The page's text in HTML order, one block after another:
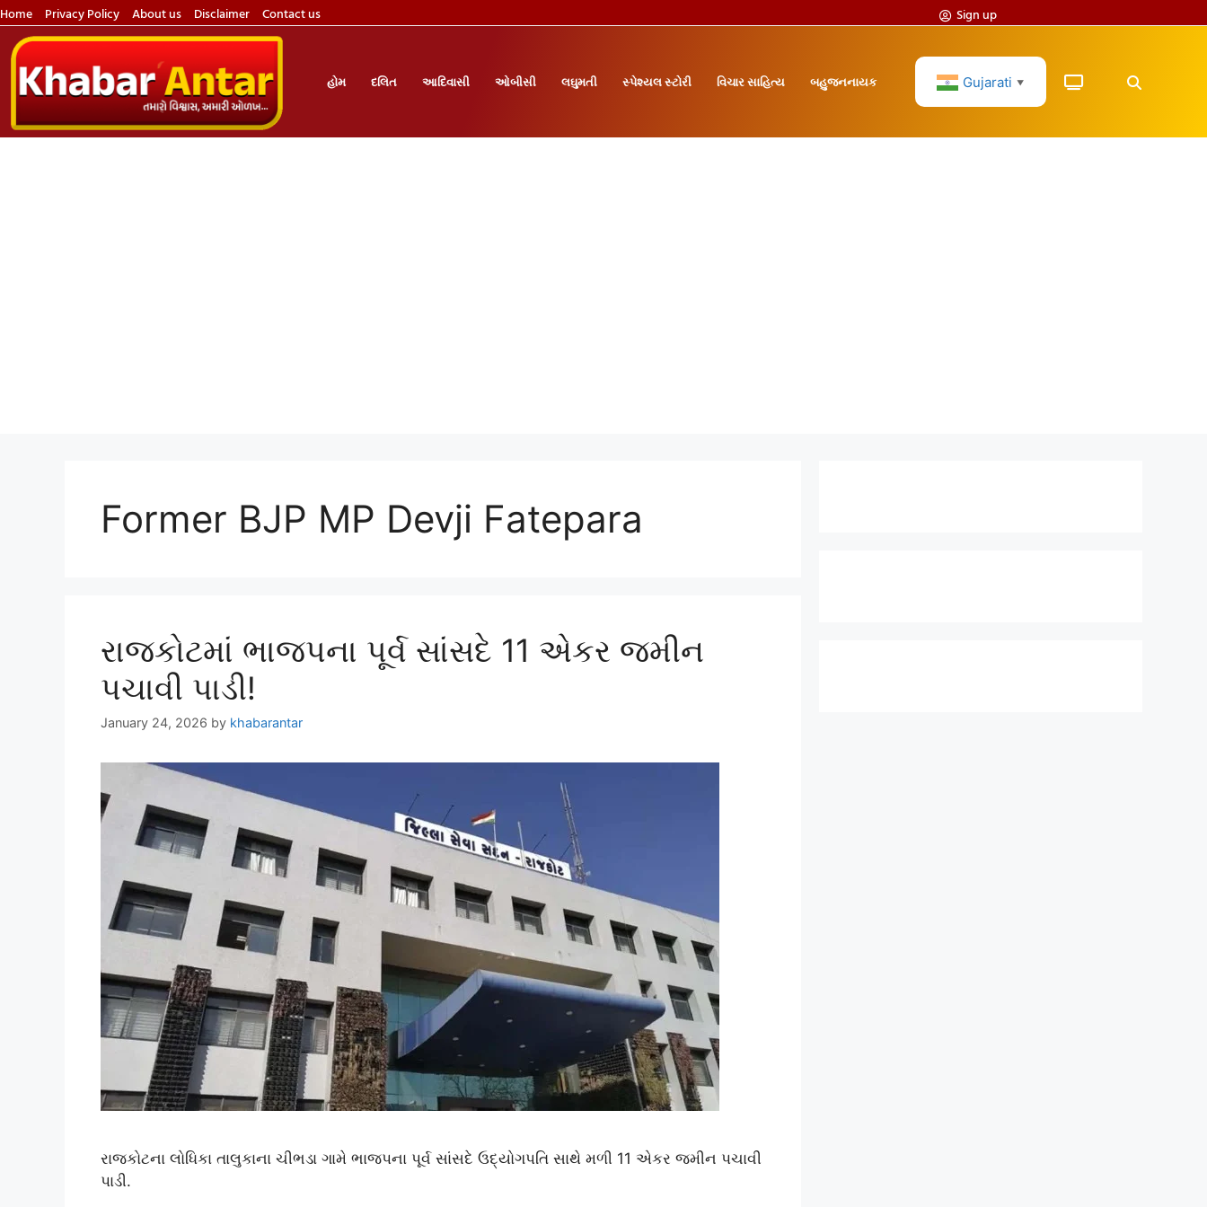
Home Privacy Policy About us Disclaimer Contact us Sign up
હોમ દલિત આદિવાસી ઓબીસી લઘુમતી સ્પેશ્યલ સ્ટોરી વિચાર સાહિત્ય બહુજનનાયક Gujarati ▼
Former BJP MP Devji Fatepara
રાજકોટમાં ભાજપના પૂર્વ સાંસદે 11 એકર જમીન
પચાવી પાડી!
January 24, 2026 by khabarantar
રાજકોટના લોધિકા તાલુકાના ચીભડા ગામે ભાજપના પૂર્વ સાંસદે ઉદ્યોગપતિ સાથે મળી 11 એકર જમીન પચાવી
પાડી.